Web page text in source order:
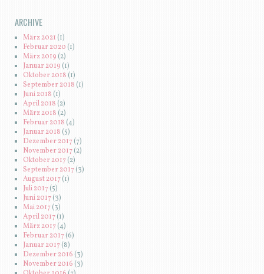
ARCHIVE
März 2021 (1)
Februar 2020 (1)
März 2019 (2)
Januar 2019 (1)
Oktober 2018(1)
September 2018 (1)
Juni 2018 (1)
April 2018(2)
März 2018 (2)
Februar 2018 (4)
Januar 2018 (5)
Dezember 2017(7)
November 2017(2)
Oktober 2017(2)
September 2017(3)
August 2017(1)
Juli 2017(5)
Juni 2017(3)
Mai 2017(3)
April 2017(1)
März 2017(4)
Februar 2017(6)
Januar 2017(8)
Dezember 2016 (3)
November 2016 (3)